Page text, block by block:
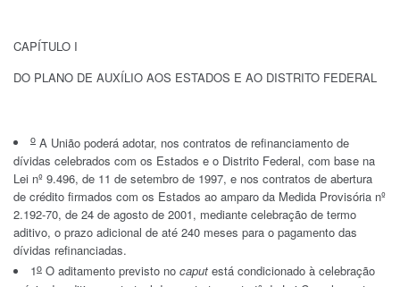
CAPÍTULO I
DO PLANO DE AUXÍLIO AOS ESTADOS E AO DISTRITO FEDERAL
o A União poderá adotar, nos contratos de refinanciamento de
dívidas celebrados com os Estados e o Distrito Federal, com base na
Lei nº 9.496, de 11 de setembro de 1997, e nos contratos de abertura
de crédito firmados com os Estados ao amparo da Medida Provisória nº
2.192-70, de 24 de agosto de 2001, mediante celebração de termo
aditivo, o prazo adicional de até 240 meses para o pagamento das
dívidas refinanciadas.
1o O aditamento previsto no caput está condicionado à celebração